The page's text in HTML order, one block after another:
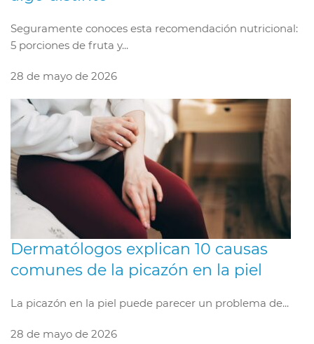
Seguramente conoces esta recomendación nutricional:
5 porciones de fruta y...
28 de mayo de 2026
Dermatólogos explican 10 causas
comunes de la picazón en la piel
La picazón en la piel puede parecer un problema de...
28 de mayo de 2026